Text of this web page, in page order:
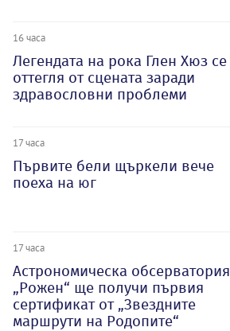
16 часа
Легендата на рока Глен Хюз се
оттегля от сцената заради
здравословни проблеми
17 часа
Първите бели щъркели вече
поеха на юг
17 часа
Астрономическа обсерватория
„Рожен“ ще получи първия
сертификат от „Звездните
маршрути на Родопите“